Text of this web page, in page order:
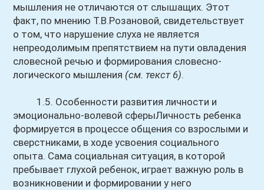
мышления не отличаются от слышащих. Этот
факт, по мнению Т.В.Розановой, свидетельствует
о том, что нарушение слуха не является
непреодолимым препятствием на пути овладения
словесной речью и формирования словесно-
логического мышления (см. текст 6).
1.5. Особенности развития личности и
эмоционально-волевой сферыЛичность ребенка
формируется в процессе общения со взрослыми и
сверстниками, в ходе усвоения социального
опыта. Сама социальная ситуация, в которой
пребывает глухой ребенок, играет важную роль в
возникновении и формировании у него